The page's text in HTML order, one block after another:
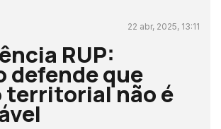
22 abr, 2025, 13:11
RUP:
defende que
territorial não é